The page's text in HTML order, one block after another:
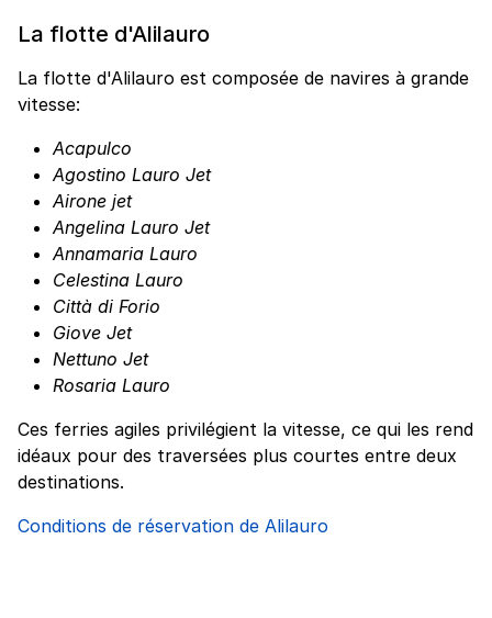
La flotte d'Alilauro
La flotte d'Alilauro est composée de navires à grande
vitesse:
Acapulco
Agostino Lauro Jet
Airone jet
Angelina Lauro Jet
Annamaria Lauro
Celestina Lauro
Città di Forio
Giove Jet
Nettuno Jet
Rosaria Lauro
Ces ferries agiles privilégient la vitesse, ce qui les rend
idéaux pour des traversées plus courtes entre deux
destinations.
Conditions de réservation de Alilauro